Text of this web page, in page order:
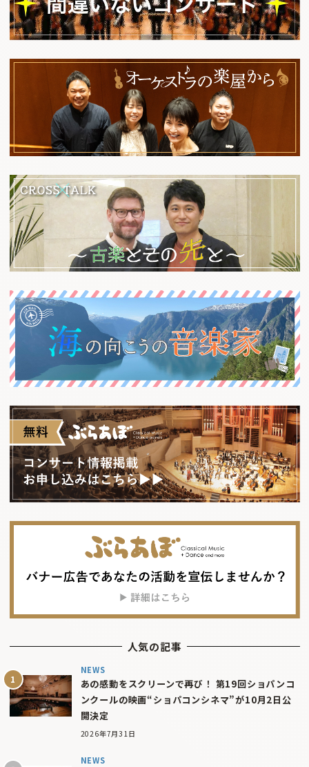
人気の記事
NEWS
あの感動をスクリーンで再び！ 第19回ショパンコ
ンクールの映画“ショパコンシネマ”が10月2日公
開決定
2026年7月31日
NEWS